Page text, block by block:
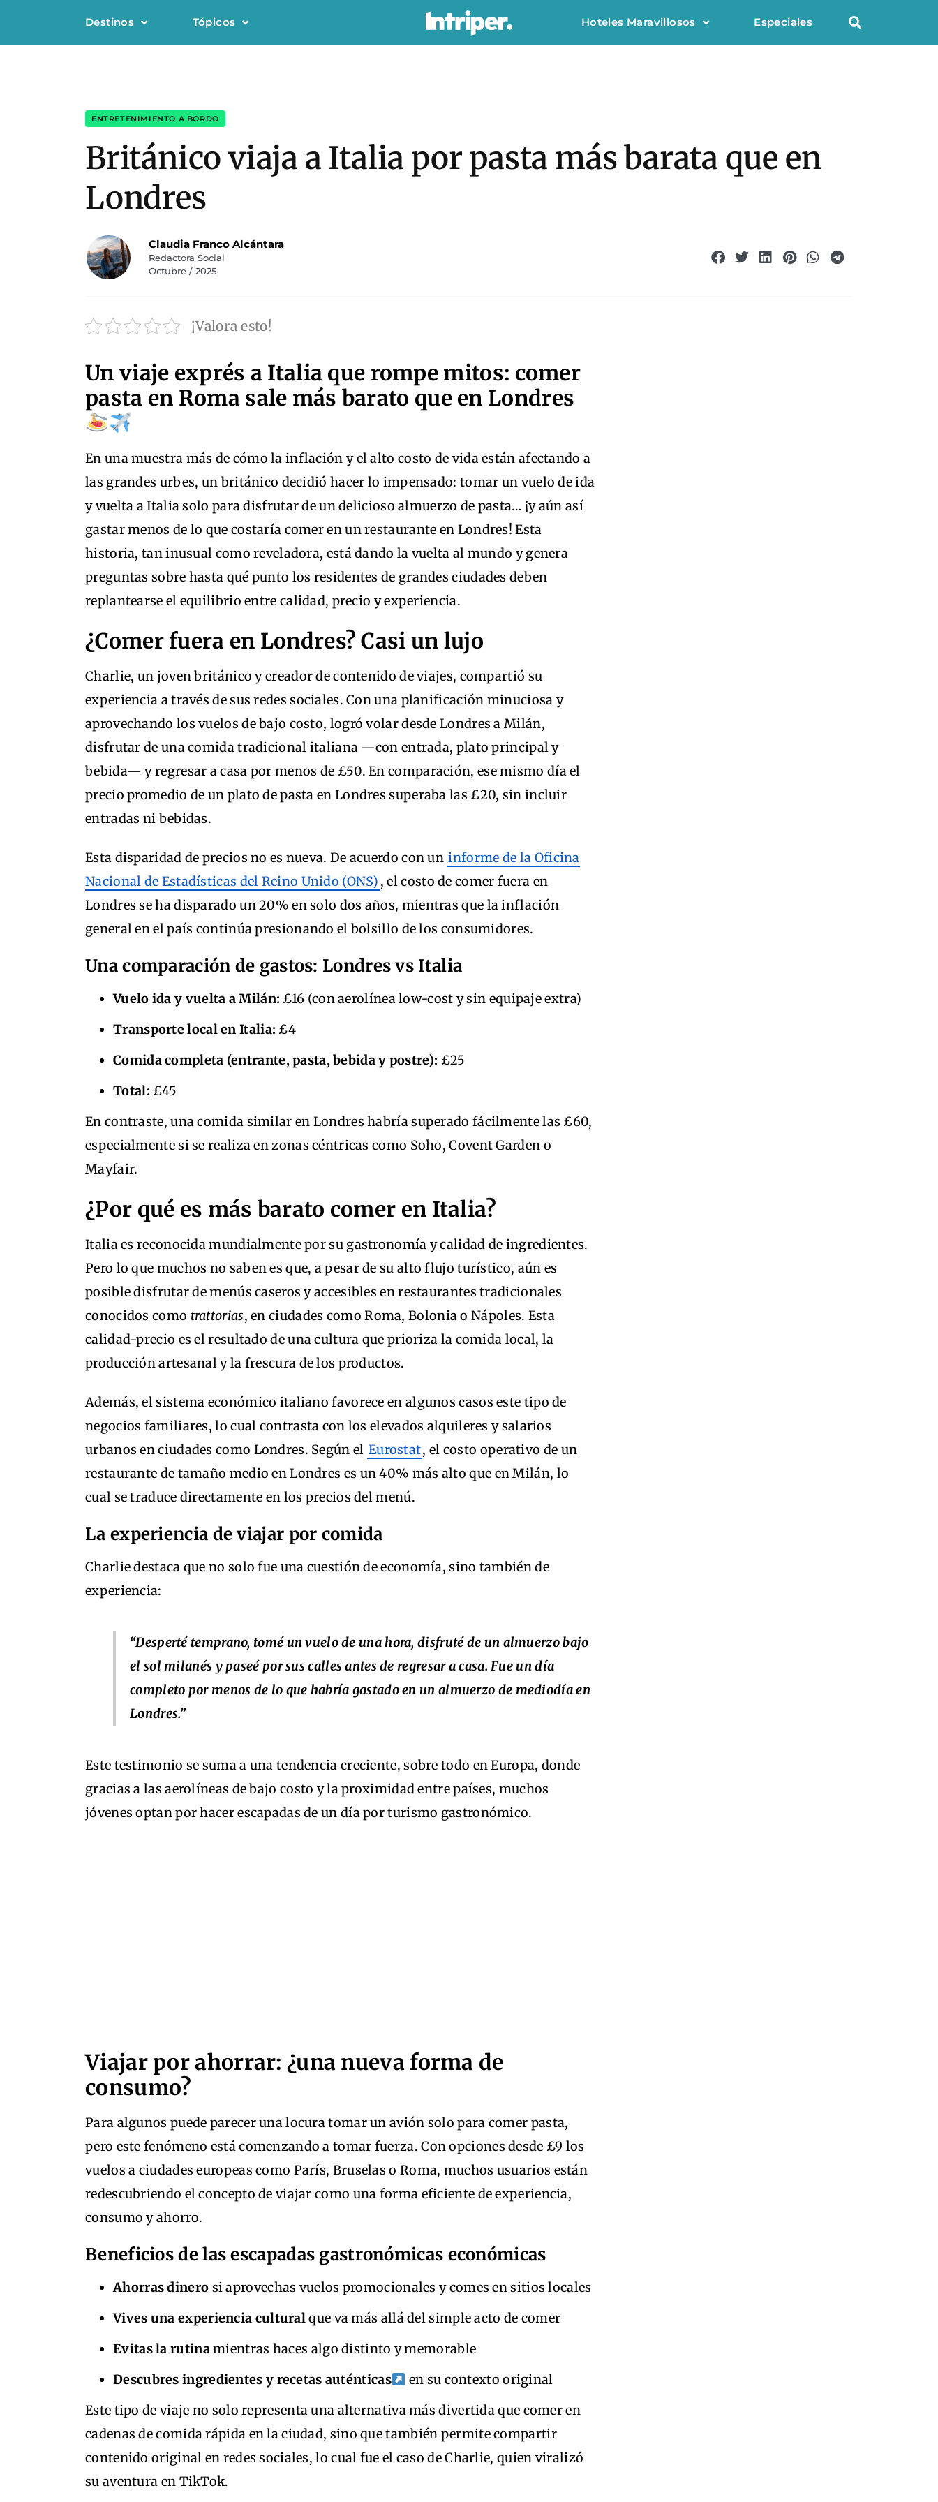
Destinos Tópicos Hoteles Maravillosos Especiales
ENTRETENIMIENTO A BORDO
Británico viaja a Italia por pasta más barata que en
Londres
Claudia Franco Alcántara
Redactora Social
Octubre / 2025
¡Valora esto!
Un viaje exprés a Italia que rompe mitos: comer
pasta en Roma sale más barato que en Londres
En una muestra más de cómo la inflación y el alto costo de vida están afectando a
las grandes urbes, un británico decidió hacer lo impensado: tomar un vuelo de ida
y vuelta a Italia solo para disfrutar de un delicioso almuerzo de pasta… ¡y aún así
gastar menos de lo que costaría comer en un restaurante en Londres! Esta
historia, tan inusual como reveladora, está dando la vuelta al mundo y genera
preguntas sobre hasta qué punto los residentes de grandes ciudades deben
replantearse el equilibrio entre calidad, precio y experiencia.
¿Comer fuera en Londres? Casi un lujo
Charlie, un joven británico y creador de contenido de viajes, compartió su
experiencia a través de sus redes sociales. Con una planificación minuciosa y
aprovechando los vuelos de bajo costo, logró volar desde Londres a Milán,
disfrutar de una comida tradicional italiana —con entrada, plato principal y
bebida— y regresar a casa por menos de £50. En comparación, ese mismo día el
precio promedio de un plato de pasta en Londres superaba las £20, sin incluir
entradas ni bebidas.
Esta disparidad de precios no es nueva. De acuerdo con un informe de la Oficina
Nacional de Estadísticas del Reino Unido (ONS) , el costo de comer fuera en
Londres se ha disparado un 20% en solo dos años, mientras que la inflación
general en el país continúa presionando el bolsillo de los consumidores.
Una comparación de gastos: Londres vs Italia
Vuelo ida y vuelta a Milán: £16 (con aerolínea low-cost y sin equipaje extra)
Transporte local en Italia: £4
Comida completa (entrante, pasta, bebida y postre): £25
Total: £45
En contraste, una comida similar en Londres habría superado fácilmente las £60,
especialmente si se realiza en zonas céntricas como Soho, Covent Garden o
Mayfair.
¿Por qué es más barato comer en Italia?
Italia es reconocida mundialmente por su gastronomía y calidad de ingredientes.
Pero lo que muchos no saben es que, a pesar de su alto flujo turístico, aún es
posible disfrutar de menús caseros y accesibles en restaurantes tradicionales
conocidos como trattorias, en ciudades como Roma, Bolonia o Nápoles. Esta
calidad-precio es el resultado de una cultura que prioriza la comida local, la
producción artesanal y la frescura de los productos.
Además, el sistema económico italiano favorece en algunos casos este tipo de
negocios familiares, lo cual contrasta con los elevados alquileres y salarios
urbanos en ciudades como Londres. Según el Eurostat, el costo operativo de un
restaurante de tamaño medio en Londres es un 40% más alto que en Milán, lo
cual se traduce directamente en los precios del menú.
La experiencia de viajar por comida
Charlie destaca que no solo fue una cuestión de economía, sino también de
experiencia:
“Desperté temprano, tomé un vuelo de una hora, disfruté de un almuerzo bajo
el sol milanés y paseé por sus calles antes de regresar a casa. Fue un día
completo por menos de lo que habría gastado en un almuerzo de mediodía en
Londres.”
Este testimonio se suma a una tendencia creciente, sobre todo en Europa, donde
gracias a las aerolíneas de bajo costo y la proximidad entre países, muchos
jóvenes optan por hacer escapadas de un día por turismo gastronómico.
Viajar por ahorrar: ¿una nueva forma de
consumo?
Para algunos puede parecer una locura tomar un avión solo para comer pasta,
pero este fenómeno está comenzando a tomar fuerza. Con opciones desde £9 los
vuelos a ciudades europeas como París, Bruselas o Roma, muchos usuarios están
redescubriendo el concepto de viajar como una forma eficiente de experiencia,
consumo y ahorro.
Beneficios de las escapadas gastronómicas económicas
Ahorras dinero si aprovechas vuelos promocionales y comes en sitios locales
Vives una experiencia culturalque va más allá del simple acto de comer
Evitas la rutinamientras haces algo distinto y memorable
Descubres ingredientes y recetas auténticas
en su contexto original
Este tipo de viaje no solo representa una alternativa más divertida que comer en
cadenas de comida rápida en la ciudad, sino que también permite compartir
contenido original en redes sociales, lo cual fue el caso de Charlie, quien viralizó
su aventura en TikTok.